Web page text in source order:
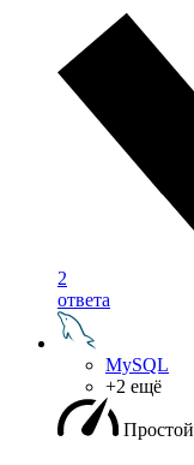
2
ответа
MySQL
+2 ещё
Простой